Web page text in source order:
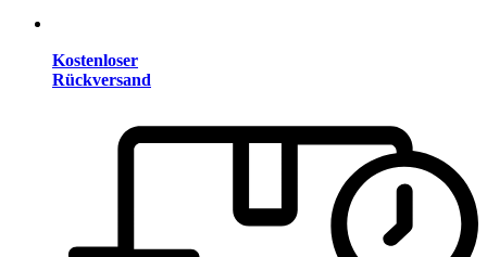
Kostenloser
Rückversand